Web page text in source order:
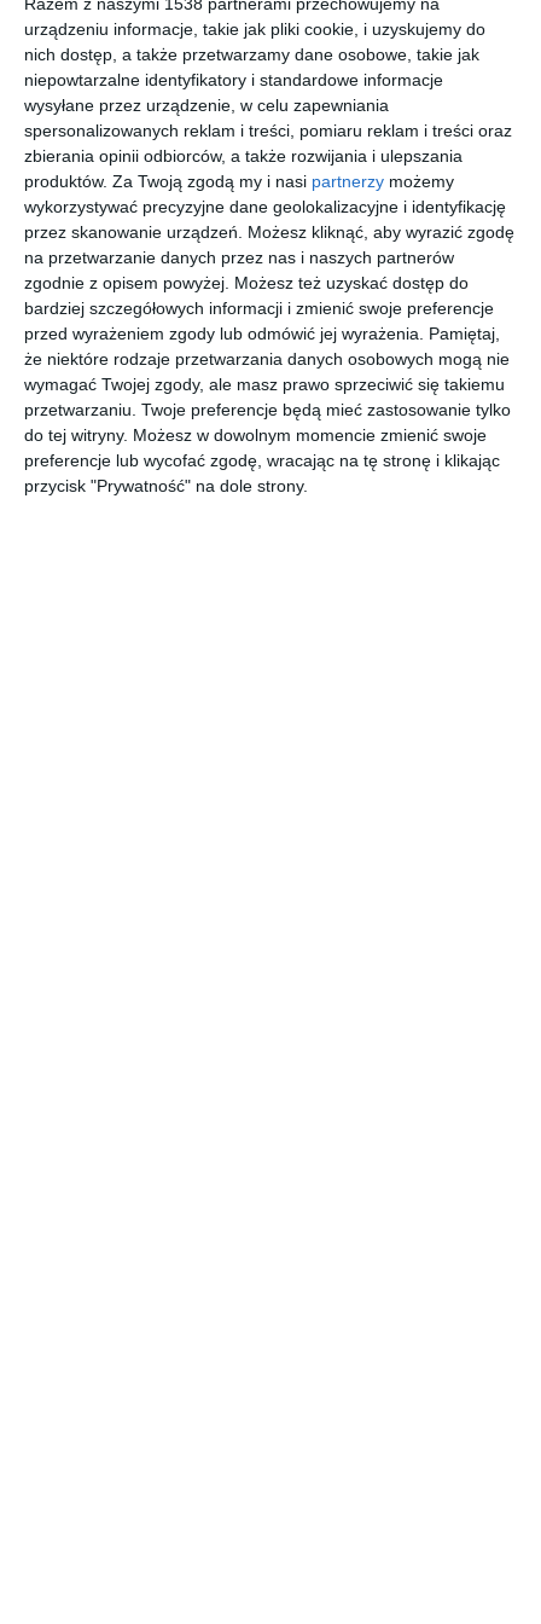
Razem z naszymi 1538 partnerami przechowujemy na
urządzeniu informacje, takie jak pliki cookie, i uzyskujemy do
nich dostęp, a także przetwarzamy dane osobowe, takie jak
niepowtarzalne identyfikatory i standardowe informacje
wysyłane przez urządzenie, w celu zapewniania
spersonalizowanych reklam i treści, pomiaru reklam i treści oraz
zbierania opinii odbiorców, a także rozwijania i ulepszania
produktów. Za Twoją zgodą my i nasi partnerzy możemy
wykorzystywać precyzyjne dane geolokalizacyjne i identyfikację
przez skanowanie urządzeń. Możesz kliknąć, aby wyrazić zgodę
na przetwarzanie danych przez nas i naszych partnerów
zgodnie z opisem powyżej. Możesz też uzyskać dostęp do
bardziej szczegółowych informacji i zmienić swoje preferencje
przed wyrażeniem zgody lub odmówić jej wyrażenia. Pamiętaj,
że niektóre rodzaje przetwarzania danych osobowych mogą nie
wymagać Twojej zgody, ale masz prawo sprzeciwić się takiemu
przetwarzaniu. Twoje preferencje będą mieć zastosowanie tylko
do tej witryny. Możesz w dowolnym momencie zmienić swoje
preferencje lub wycofać zgodę, wracając na tę stronę i klikając
przycisk "Prywatność" na dole strony.
Wizualizacja: hol
Dodaj do ulubionych
Elegancki przedpokój
Przedpokój z lustrem
Dodaj do ulubionych
Nowoczesny
przedpokój